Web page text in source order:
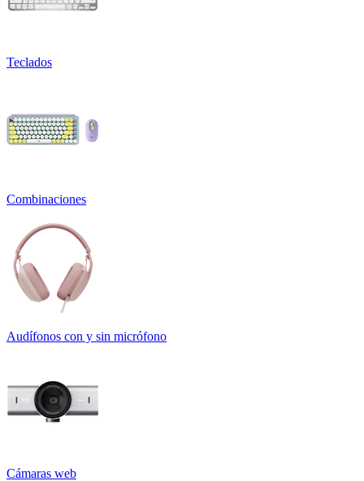
Teclados
Combinaciones
Audífonos con y sin micrófono
Cámaras web